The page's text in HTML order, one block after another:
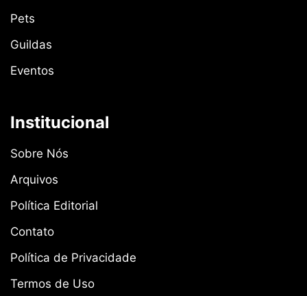
Pets
Guildas
Eventos
Institucional
Sobre Nós
Arquivos
Política Editorial
Contato
Política de Privacidade
Termos de Uso